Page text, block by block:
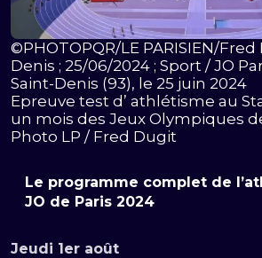
©PHOTOPQR/LE PARISIEN/Fred
Denis ; 25/06/2024 ; Sport / JO
Saint-Denis (93), le 25 juin 2024
Epreuve test d’ athlétisme au
un mois des Jeux Olympiques
Photo LP / Fred Dugit
Le programme complet de
JO de Paris 2024
Jeudi 1er août